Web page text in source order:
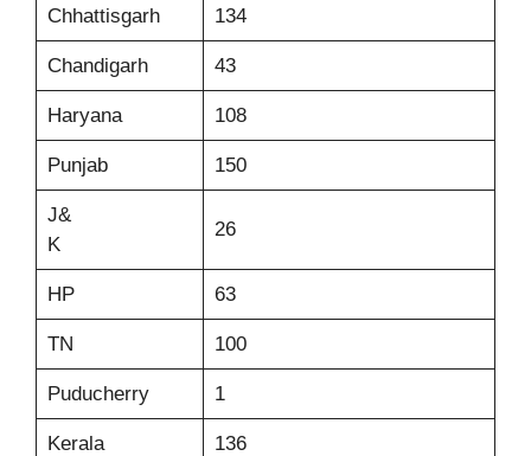
Chhattisgarh 134
Chandigarh 43
Haryana 108
Punjab 150
J&
K
26
HP 63
TN 100
Puducherry 1
Kerala 136